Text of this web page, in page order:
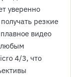
уверенно
резкие
видео
любым
4/3, что